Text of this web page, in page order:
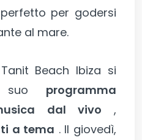
per godersi
al mare.
Beach Ibiza si
suo programma
dal vivo ,
a tema . Il giovedì,